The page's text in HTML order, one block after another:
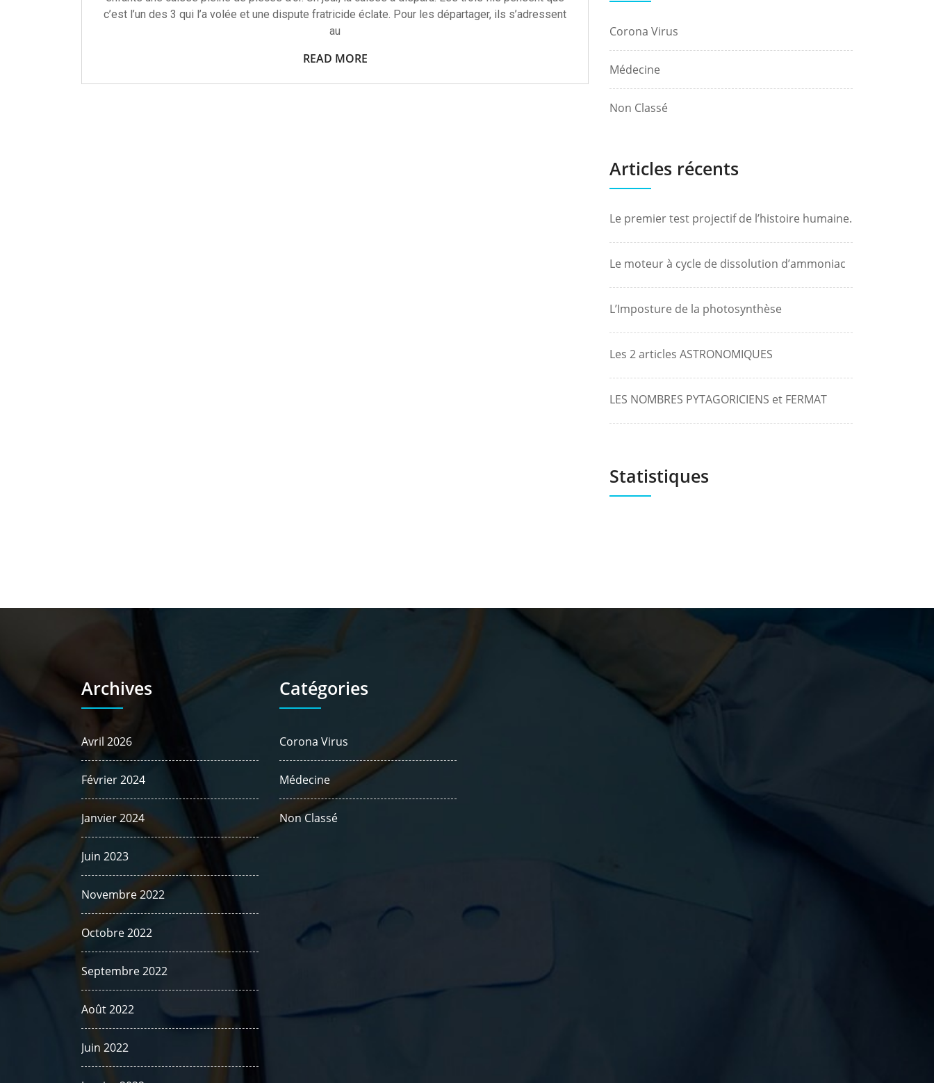
c’est l’un des 3 qui l’a volée et une dispute fratricide éclate. Pour les départager, ils s’adressent
au
READ MORE
Corona Virus
Médecine
Non Classé
Articles récents
Le premier test projectif de l’histoire humaine.
Le moteur à cycle de dissolution d’ammoniac
L’Imposture de la photosynthèse
Les 2 articles ASTRONOMIQUES
LES NOMBRES PYTAGORICIENS et FERMAT
Statistiques
Archives
Avril 2026
Février 2024
Janvier 2024
Juin 2023
Novembre 2022
Octobre 2022
Septembre 2022
Août 2022
Juin 2022
Catégories
Corona Virus
Médecine
Non Classé